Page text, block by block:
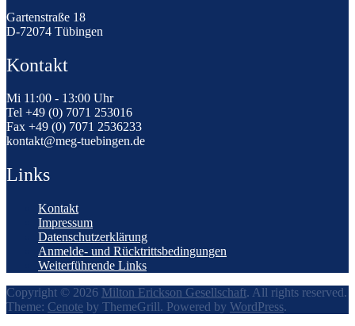
Gartenstraße 18
D-72074 Tübingen
Kontakt
Mi 11:00 - 13:00 Uhr
Tel +49 (0) 7071 253016
Fax +49 (0) 7071 2536233
kontakt@meg-tuebingen.de
Links
Kontakt
Impressum
Datenschutzerklärung
Anmelde- und Rücktrittsbedingungen
Weiterführende Links
Copyright © 2026 Milton Erickson Gesellschaft. All rights reserved.
Theme: Cenote by ThemeGrill. Powered by WordPress.